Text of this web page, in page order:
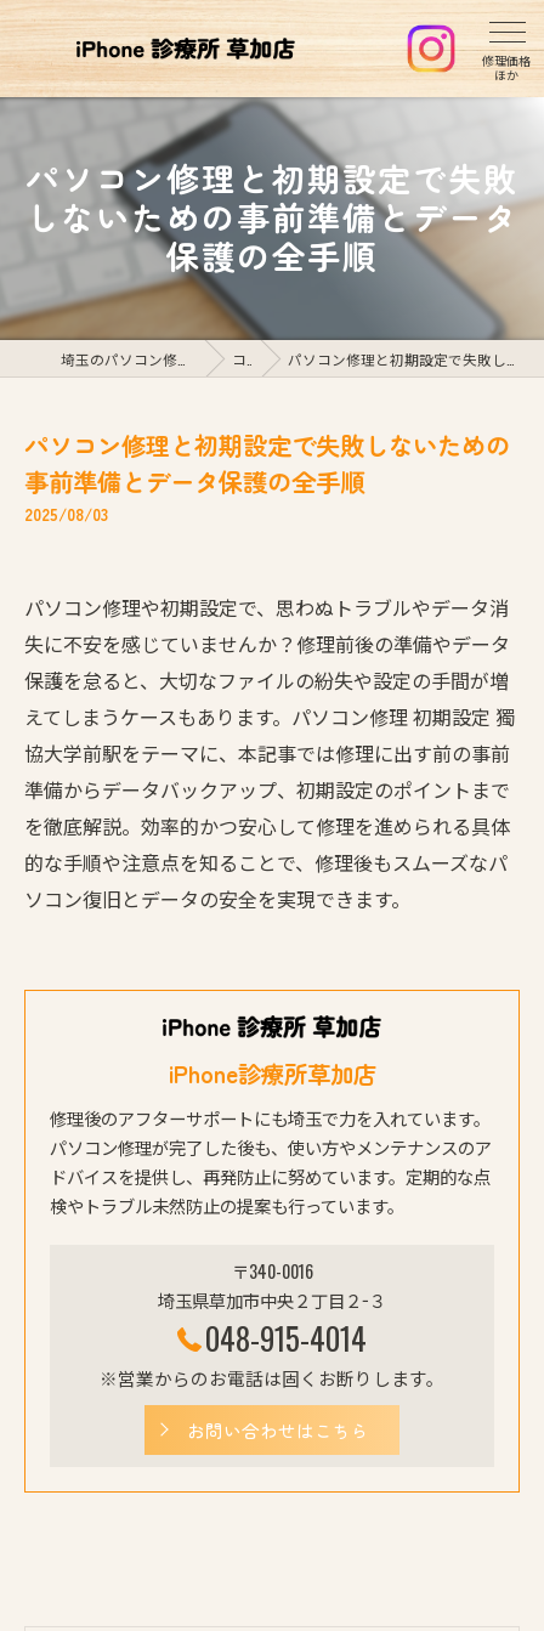
パソコン修理と初期設定で失敗
しないための事前準備とデータ
保護の全手順
コラム パソコン修理と初期設定で失敗しないための事前準備とデータ保護の全手順
パソコン修理と初期設定で失敗しないための
事前準備とデータ保護の全手順
2025/08/03
パソコン修理や初期設定で、思わぬトラブルやデータ消
失に不安を感じていませんか？修理前後の準備やデータ
保護を怠ると、大切なファイルの紛失や設定の手間が増
えてしまうケースもあります。パソコン修理 初期設定 獨
協大学前駅をテーマに、本記事では修理に出す前の事前
準備からデータバックアップ、初期設定のポイントまで
を徹底解説。効率的かつ安心して修理を進められる具体
的な手順や注意点を知ることで、修理後もスムーズなパ
ソコン復旧とデータの安全を実現できます。
iPhone診療所草加店
修理後のアフターサポートにも埼玉で力を入れています。
パソコン修理が完了した後も、使い方やメンテナンスのア
ドバイスを提供し、再発防止に努めています。定期的な点
検やトラブル未然防止の提案も行っています。
〒340-0016
埼玉県草加市中央２丁目２−３
048-915-4014
※営業からのお電話は固くお断りします。
お問い合わせはこちら